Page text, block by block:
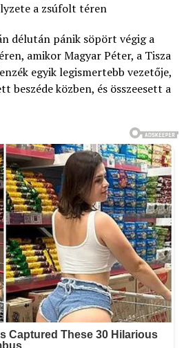
a zsúfolt téren
délután pánik söpört végig a
amikor Magyar Péter, a Tisza
egyik legismertebb vezetője,
beszéde közben, és összeesett a